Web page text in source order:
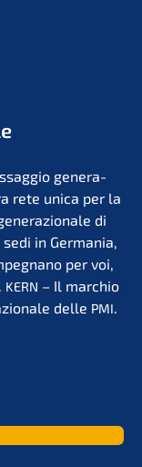
genera­
rete unica per la
di
in Germa­nia,
per voi,
KERN – Il marchio
delle PMI.